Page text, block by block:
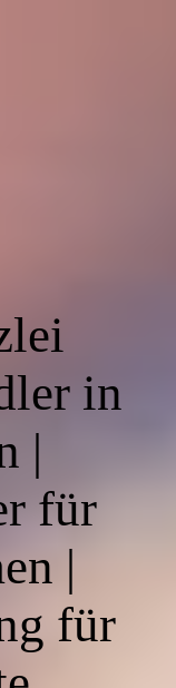
in
|
für
|
für